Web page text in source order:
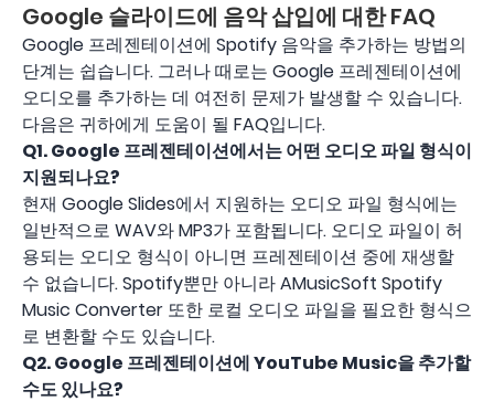
Google 슬라이드에 음악 삽입에 대한 FAQ
Google 프레젠테이션에 Spotify 음악을 추가하는 방법의
단계는 쉽습니다. 그러나 때로는 Google 프레젠테이션에
오디오를 추가하는 데 여전히 문제가 발생할 수 있습니다.
다음은 귀하에게 도움이 될 FAQ입니다.
Q1.Google 프레젠테이션에서는 어떤 오디오 파일 형식이
지원되나요?
현재 Google Slides에서 지원하는 오디오 파일 형식에는
일반적으로 WAV와 MP3가 포함됩니다. 오디오 파일이 허
용되는 오디오 형식이 아니면 프레젠테이션 중에 재생할
수 없습니다. Spotify뿐만 아니라 AMusicSoft Spotify
Music Converter 또한 로컬 오디오 파일을 필요한 형식으
로 변환할 수도 있습니다.
Q2.Google 프레젠테이션에 YouTube Music을 추가할
수도 있나요?